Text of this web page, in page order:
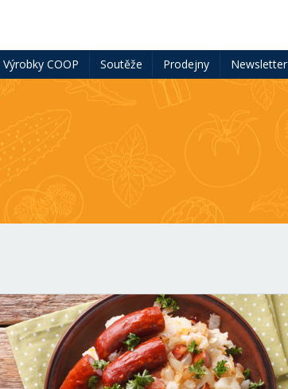
Výrobky COOP Soutěže Prodejny Newsletter